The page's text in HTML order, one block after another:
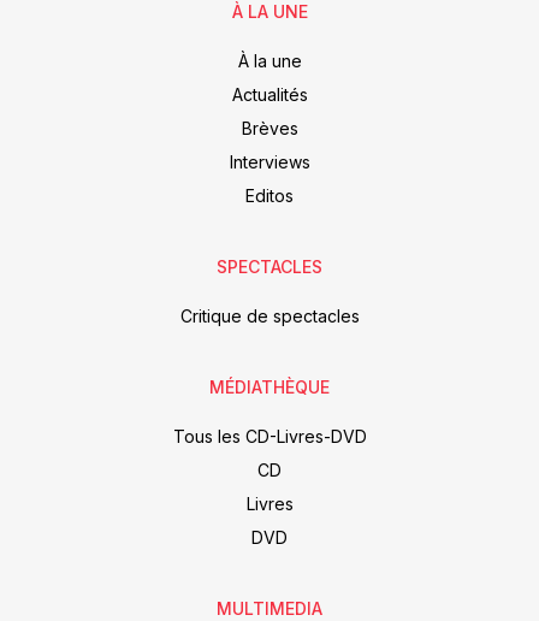
À LA UNE
À la une
Actualités
Brèves
Interviews
Editos
SPECTACLES
Critique de spectacles
MÉDIATHÈQUE
Tous les CD-Livres-DVD
CD
Livres
DVD
MULTIMEDIA